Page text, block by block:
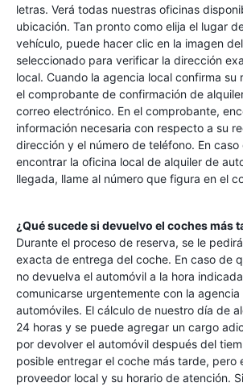
letras. Verá todas nuestras oficinas
ubicación. Tan pronto como elija el lugar
vehículo, puede hacer clic en la imagen
seleccionado para verificar la dirección
local. Cuando la agencia local confirma su
el comprobante de confirmación de
correo electrónico. En el comprobante,
información necesaria con respecto a su
dirección y el número de teléfono. En
encontrar la oficina local de alquiler de
llegada, llame al número que figura en el
¿Qué sucede si devuelvo el coches más
Durante el proceso de reserva, se le
exacta de entrega del coche. En caso de
no devuelva el automóvil a la hora
comunicarse urgentemente con la
automóviles. El cálculo de nuestro día de
24 horas y se puede agregar un cargo
por devolver el automóvil después del
posible entregar el coche más tarde, pero
proveedor local y su horario de atención.